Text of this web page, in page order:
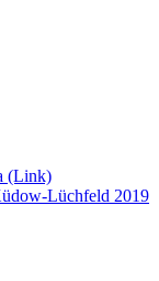
(Link)
Lüchfeld 2019